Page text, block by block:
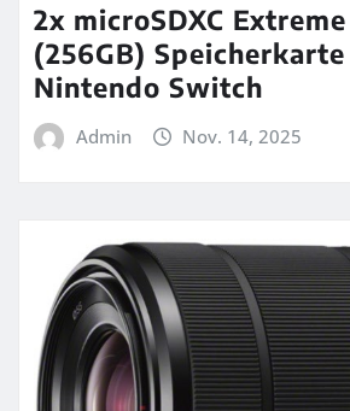
2x microSDXC
(256GB)
Nintendo Switch
Admin Nov. 14, 2025